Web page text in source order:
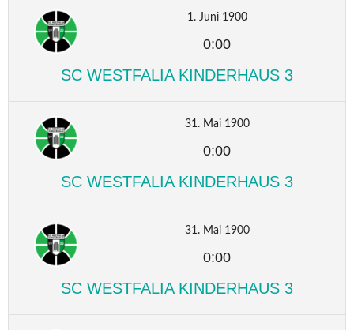
1. Juni 1900
0:00
SC WESTFALIA KINDERHAUS 3
31. Mai 1900
0:00
SC WESTFALIA KINDERHAUS 3
31. Mai 1900
0:00
SC WESTFALIA KINDERHAUS 3